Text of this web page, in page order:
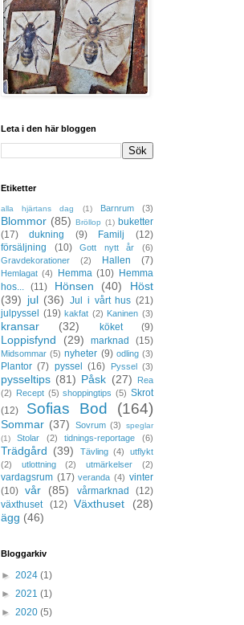
Leta i den här bloggen
Etiketter
alla hjärtans dag (1) Barnrum (3)
Blommor (85) Bröllop (1) buketter
(17)
dukning (9) Familj
(12)
försäljning
(10) Gott nytt år
(6)
Gravdekorationer
(2) Hallen (7)
Hemlagat (4) Hemma (10) Hemma
hos...
(11) Hönsen (40)
Höst
(39) jul (36) Jul i vårt hus (21)
julpyssel
(19) kakfat (2) Kaninen (3)
kransar (32) köket (9)
Loppisfynd (29) marknad (15)
Midsommar (5) nyheter (9) odling (3)
Plantor (7) pyssel (16) Pyssel (3)
pysseltips (81) Påsk (27)
Rea
(2) Recept (5) shoppingtips (5) Skrot
(12)
Sofias Bod (164)
Sommar (37) Sovrum (3)
speglar
(1)
Stolar (2) tidnings-reportage (6)
Trädgård (39) Tävling (4)
utflykt
(2)
utlottning (2) utmärkelser (2)
vardagsrum (17) veranda (4) vinter
(10) vår (85) vårmarknad
(12)
växthuset
(12) Växthuset
(28)
ägg (46)
Bloggarkiv
► 2024 (1)
► 2021 (1)
► 2020 (5)